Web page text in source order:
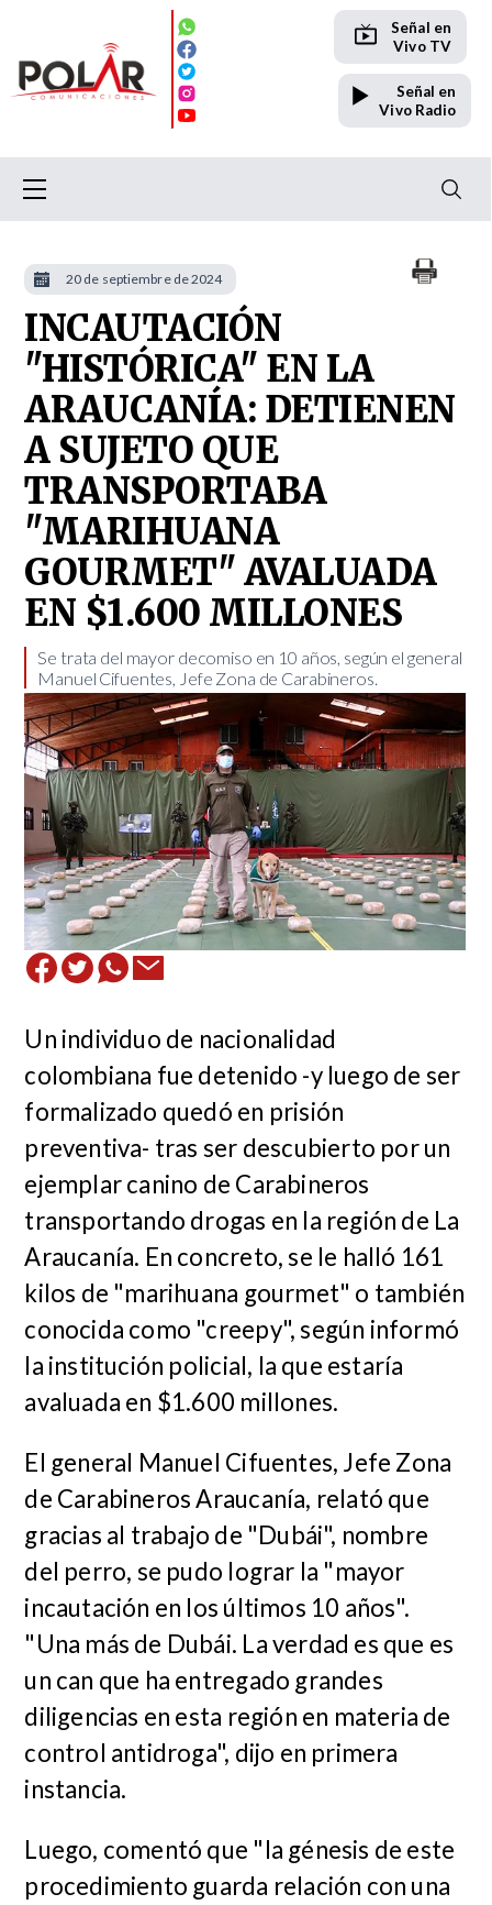
Señal en
Vivo TV
Señal en
Vivo Radio
INCAUTACIÓN
"HISTÓRICA" EN LA
ARAUCANÍA: DETIENEN
A SUJETO QUE
TRANSPORTABA
"MARIHUANA
GOURMET" AVALUADA
EN $1.600 MILLONES
Se trata del mayor decomiso en 10 años, según el general
Manuel Cifuentes, Jefe Zona de Carabineros. ​
Un individuo de nacionalidad
colombiana fue detenido -y luego de ser
formalizado quedó en prisión
preventiva- tras ser descubierto por un
ejemplar canino de Carabineros
transportando drogas en la región de La
Araucanía. En concreto, se le halló 161
kilos de "marihuana gourmet" o también
conocida como "creepy", según informó
la institución policial, la que estaría
avaluada en $1.600 millones.
El general Manuel Cifuentes, Jefe Zona
de Carabineros Araucanía, relató que
gracias al trabajo de "Dubái", nombre
del perro, se pudo lograr la "mayor
incautación en los últimos 10 años".
"Una más de Dubái. La verdad es que es
un can que ha entregado grandes
diligencias en esta región en materia de
control antidroga", dijo en primera
instancia.
Luego, comentó que "la génesis de este
procedimiento guarda relación con una
20 de septiembre de 2024